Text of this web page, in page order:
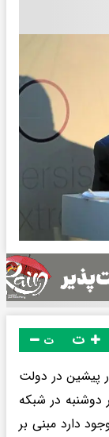
ت
پیشین در دولت
دوشنبه در شبکه
دارد مبنی بر